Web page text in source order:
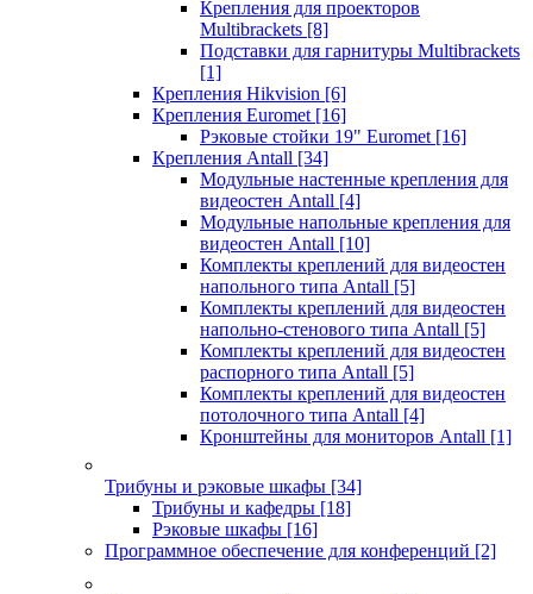
Крепления для проекторов
Multibrackets [8]
Подставки для гарнитуры Multibrackets
[1]
Крепления Hikvision [6]
Крепления Euromet [16]
Рэковые стойки 19" Euromet [16]
Крепления Antall [34]
Модульные настенные крепления для
видеостен Antall [4]
Модульные напольные крепления для
видеостен Antall [10]
Комплекты креплений для видеостен
напольного типа Antall [5]
Комплекты креплений для видеостен
напольно-стенового типа Antall [5]
Комплекты креплений для видеостен
распорного типа Antall [5]
Комплекты креплений для видеостен
потолочного типа Antall [4]
Кронштейны для мониторов Antall [1]
Трибуны и рэковые шкафы [34]
Трибуны и кафедры [18]
Рэковые шкафы [16]
Программное обеспечение для конференций [2]